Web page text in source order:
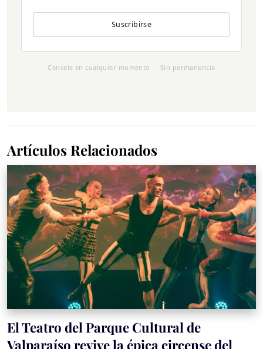
Suscribirse
Cancela en cualquier momento · Sin permanencia
Artículos Relacionados
El Teatro del Parque Cultural de
Valparaíso revive la épica circense del